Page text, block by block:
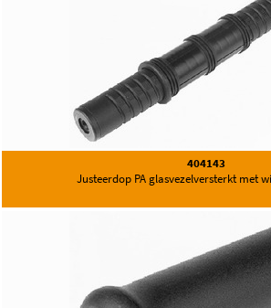
404143
Justeerdop PA glasvezelversterkt met